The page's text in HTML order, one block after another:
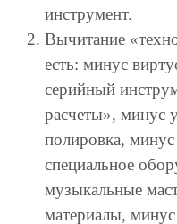
инструмент.
Вычитание
есть: минус
серийный
расчеты», минус
полировка,
специальное
музыкальные
материалы,